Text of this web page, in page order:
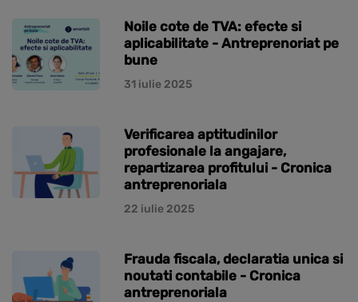
Noile cote de TVA: efecte si
aplicabilitate - Antreprenoriat pe
bune
31 iulie 2025
Verificarea aptitudinilor
profesionale la angajare,
repartizarea profitului - Cronica
antreprenoriala
22 iulie 2025
Frauda fiscala, declaratia unica si
noutati contabile - Cronica
antreprenoriala